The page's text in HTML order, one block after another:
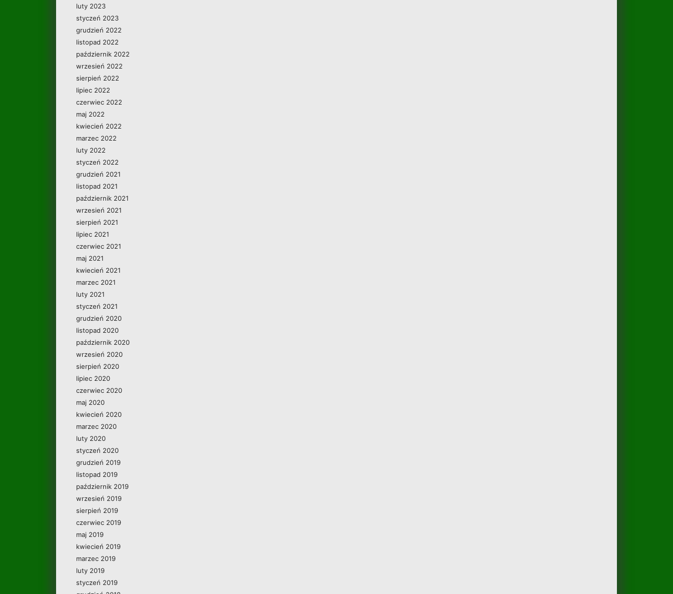
luty 2023
styczeń 2023
grudzień 2022
listopad 2022
październik 2022
wrzesień 2022
sierpień 2022
lipiec 2022
czerwiec 2022
maj 2022
kwiecień 2022
marzec 2022
luty 2022
styczeń 2022
grudzień 2021
listopad 2021
październik 2021
wrzesień 2021
sierpień 2021
lipiec 2021
czerwiec 2021
maj 2021
kwiecień 2021
marzec 2021
luty 2021
styczeń 2021
grudzień 2020
listopad 2020
październik 2020
wrzesień 2020
sierpień 2020
lipiec 2020
czerwiec 2020
maj 2020
kwiecień 2020
marzec 2020
luty 2020
styczeń 2020
grudzień 2019
listopad 2019
październik 2019
wrzesień 2019
sierpień 2019
czerwiec 2019
maj 2019
kwiecień 2019
marzec 2019
luty 2019
styczeń 2019